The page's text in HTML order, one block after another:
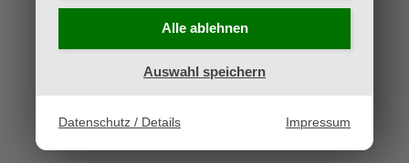
Alle ablehnen
Auswahl speichern
Datenschutz / Details Impressum
Wo fange ich an?
18. März 2026
Dimensions
8. September 2025